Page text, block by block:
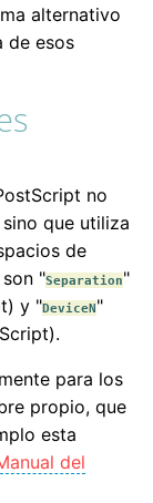
alternativo
de esos
no
que utiliza
de
"Separation"
y "DeviceN"
para los
propio, que
esta
del